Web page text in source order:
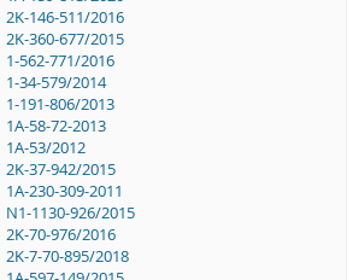
2K-146-511/2016
2K-360-677/2015
1-562-771/2016
1-34-579/2014
1-191-806/2013
1A-58-72-2013
1A-53/2012
2K-37-942/2015
1A-230-309-2011
N1-1130-926/2015
2K-70-976/2016
2K-7-70-895/2018